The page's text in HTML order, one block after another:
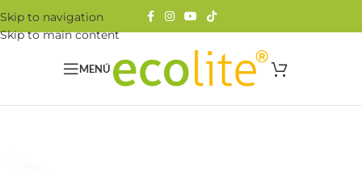
Skip to navigation
Skip to main content
MENÚ